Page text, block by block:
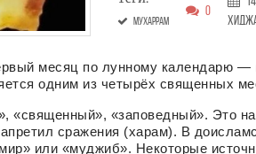
мухаррам
0
месяц по лунному календарю —
одним из четырёх священных
«священный», «заповедный». Это
сражения (харам). В
или «муджиб». Некоторые